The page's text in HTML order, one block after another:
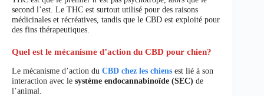
second l’est. Le THC est surtout utilisé pour des raisons
médicinales et récréatives, tandis que le CBD est exploité pour
des fins thérapeutiques.
Quel est le mécanisme d’action du CBD pour chien?
Le mécanisme d’action du CBD chez les chiens est lié à son
interaction avec le système endocannabinoïde (SEC) de
l’animal.